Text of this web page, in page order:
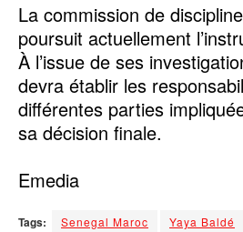
‎La commission de
poursuit actuellement
À l’issue de ses
devra établir les
différentes parties
sa décision finale.
‎Emedia
Tags: Senegal Maroc Yaya Baldé